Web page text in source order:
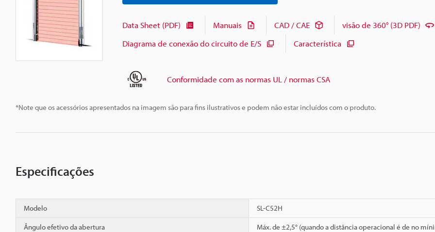
*Note que os acessórios apresentados na imagem são para fins ilustrativos e podem não estar incluídos com o produto.
Data Sheet (PDF) Manuais CAD / CAE visão de 360° (3D PDF)
Diagrama de conexão do circuito de E/S
Característica
Conformidade com as normas UL / normas CSA
Especificações
Modelo SL-C52H
Ângulo efetivo da abertura Máx. de ±2,5° (quando a distância operacional é de no